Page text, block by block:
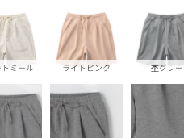
ミール ライトピンク 杢グレー